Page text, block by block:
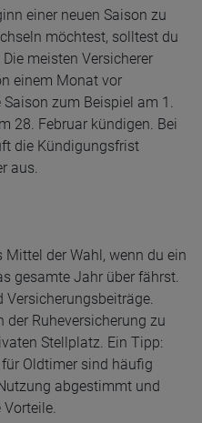
einer neuen Saison zu
möchtest, solltest du
meisten Versicherer
einem Monat vor
zum Beispiel am 1.
28. Februar kündigen. Bei
die Kündigungsfrist
aus.
der Wahl, wenn du ein
gesamte Jahr über fährst.
Versicherungsbeiträge.
der Ruheversicherung zu
Stellplatz. Ein Tipp:
Oldtimer sind häufig
abgestimmt und